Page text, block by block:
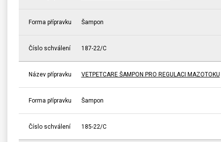
Forma přípravku Šampon
Číslo schválení 187-22/C
Název přípravku VETPETCARE ŠAMPON PRO REGULACI MAZOTOKU
Forma přípravku Šampon
Číslo schválení 185-22/C